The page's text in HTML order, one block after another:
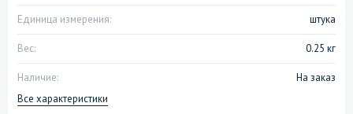
Единица измерения: штука
Вес: 0.25 кг
Наличие:
На заказ
Все характеристики